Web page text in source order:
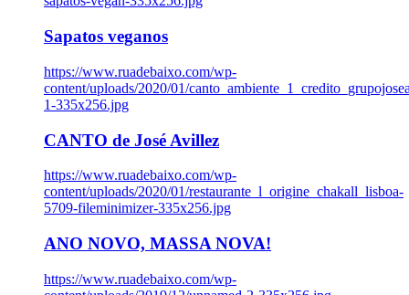
Sapatos veganos
https://www.ruadebaixo.com/wp-
content/uploads/2020/01/
1-335x256.jpg
CANTO de José Avillez
https://www.ruadebaixo.com/wp-
content/uploads/2020/01/restaurante_l_origine_chakall_lisboa-
5709-fileminimizer-335x256.jpg
ANO NOVO, MASSA NOVA!
https://www.ruadebaixo.com/wp-